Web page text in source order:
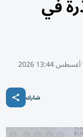
في
شارك